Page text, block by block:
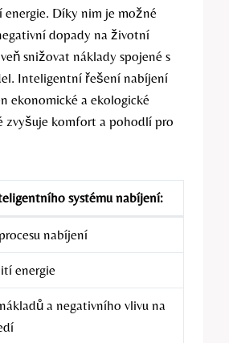
Díky nim je možné
dopady na životní
snižovat náklady spojené s
Inteligentní řešení nabíjení
ekonomické a ekologické
zvyšuje komfort a pohodlí pro
systému nabíjení:
nabíjení
energie
a negativního vlivu na